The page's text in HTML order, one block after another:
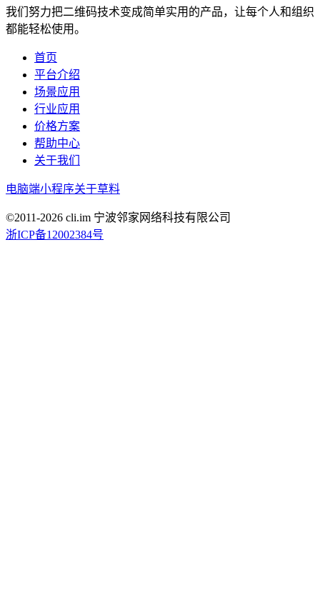
我们努力把二维码技术变成简单实用的产品，让每个人和组织
都能轻松使用。
首页
平台介绍
场景应用
行业应用
价格方案
帮助中心
关于我们
电脑端小程序关于草料
©2011-2026 cli.im 宁波邻家网络科技有限公司
浙ICP备12002384号